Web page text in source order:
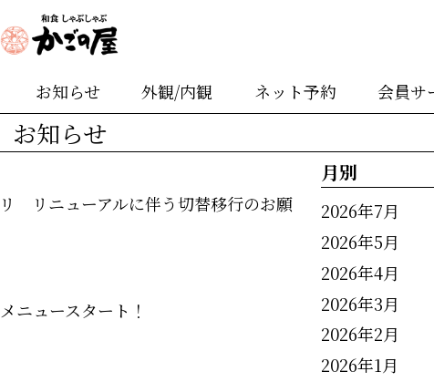
お知らせ 外観/内観 ネット予約 会員サ
お知らせ
リ リニューアルに伴う切替移行のお願
ニュースタート！
月別
2026年7月
2026年5月
2026年4月
2026年3月
2026年2月
2026年1月